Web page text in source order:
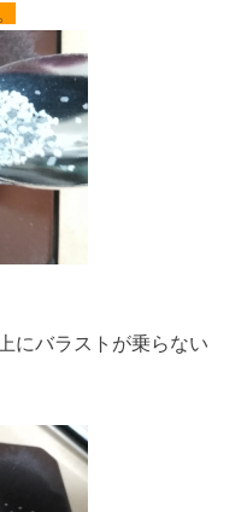
にバラストが乗らない